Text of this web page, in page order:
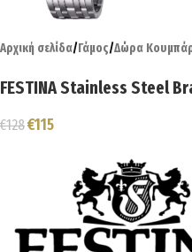
Αρχική σελίδα/Γάμος/Δώρα
FESTINA Stainless Steel
€128€115